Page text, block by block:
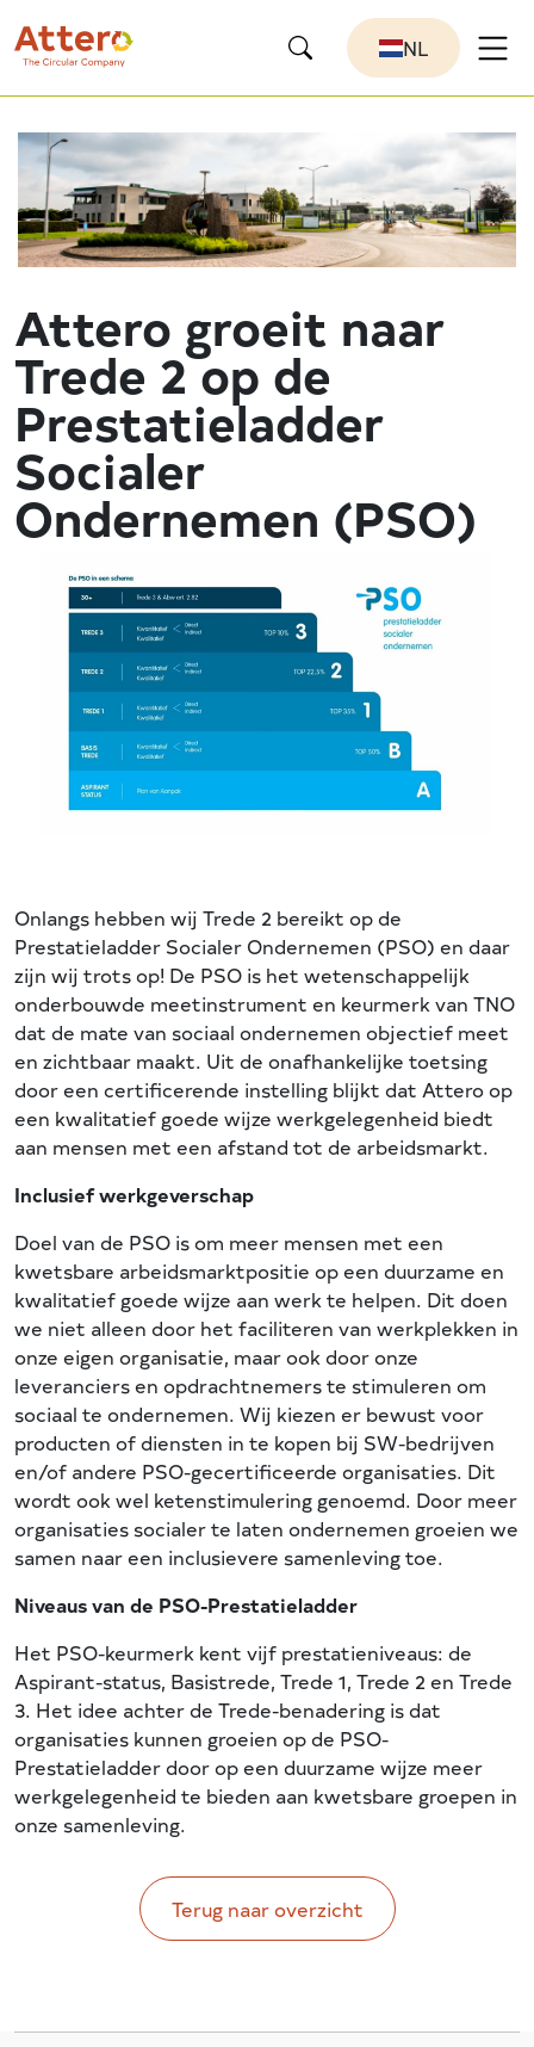
NL
Attero groeit naar
Trede 2 op de
Prestatieladder
Socialer
Ondernemen (PSO)
Onlangs hebben wij Trede 2 bereikt op de
Prestatieladder Socialer Ondernemen (PSO) en daar
zijn wij trots op! De PSO is het wetenschappelijk
onderbouwde meetinstrument en keurmerk van TNO
dat de mate van sociaal ondernemen objectief meet
en zichtbaar maakt. Uit de onafhankelijke toetsing
door een certificerende instelling blijkt dat Attero op
een kwalitatief goede wijze werkgelegenheid biedt
aan mensen met een afstand tot de arbeidsmarkt.
Inclusief werkgeverschap
Doel van de PSO is om meer mensen met een
kwetsbare arbeidsmarktpositie op een duurzame en
kwalitatief goede wijze aan werk te helpen. Dit doen
we niet alleen door het faciliteren van werkplekken in
onze eigen organisatie, maar ook door onze
leveranciers en opdrachtnemers te stimuleren om
sociaal te ondernemen. Wij kiezen er bewust voor
producten of diensten in te kopen bij SW-bedrijven
en/of andere PSO-gecertificeerde organisaties. Dit
wordt ook wel ketenstimulering genoemd. Door meer
organisaties socialer te laten ondernemen groeien we
samen naar een inclusievere samenleving toe.
Niveaus van de PSO-Prestatieladder
Het PSO-keurmerk kent vijf prestatieniveaus: de
Aspirant-status, Basistrede, Trede 1, Trede 2 en Trede
3. Het idee achter de Trede-benadering is dat
organisaties kunnen groeien op de PSO-
Prestatieladder door op een duurzame wijze meer
werkgelegenheid te bieden aan kwetsbare groepen in
onze samenleving.
Terug naar overzicht